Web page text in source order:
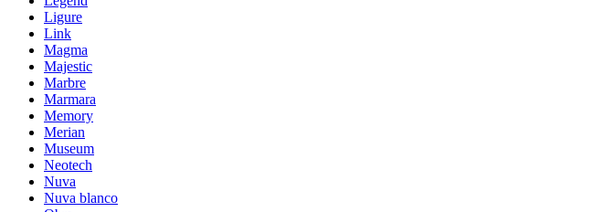
Ligure
Link
Magma
Majestic
Marbre
Marmara
Memory
Merian
Museum
Neotech
Nuva
Nuva blanco